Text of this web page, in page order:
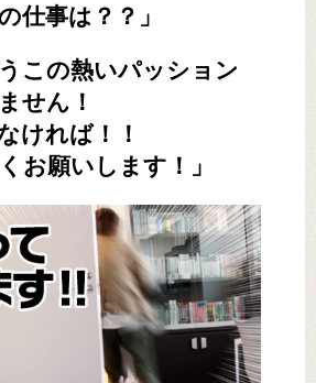
仕事は？？」
この熱いパッション
せん！
ければ！！
お願いします！」